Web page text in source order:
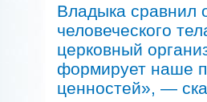
Владыка сравнил
человеческого
церковный
формирует наше
ценностей», —